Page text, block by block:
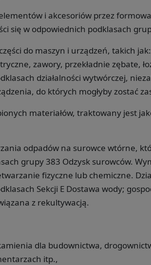
i akcesoriów przez
się w odpowiednich podklasach
do maszyn i urządzeń, takich
zawory, przekładnie zębate,
działalności wytwórczej,
do których mogłyby zostać
materiałów, traktowany jest
odpadów na surowce wtórne,
grupy 383 Odzysk surowców.
fizyczne lub chemiczne.
Sekcji E Dostawa wody;
z rekultywacją.
dla budownictwa,
itp.,